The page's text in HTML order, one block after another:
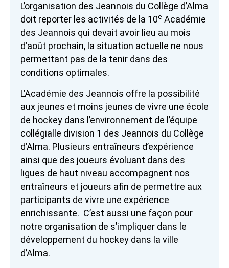
L’organisation des Jeannois du Collège d’Alma
doit reporter les activités de la 10e Académie
des Jeannois qui devait avoir lieu au mois
d’août prochain, la situation actuelle ne nous
permettant pas de la tenir dans des
conditions optimales.
L’Académie des Jeannois offre la possibilité
aux jeunes et moins jeunes de vivre une école
de hockey dans l’environnement de l’équipe
collégialle division 1 des Jeannois du Collège
d’Alma. Plusieurs entraîneurs d’expérience
ainsi que des joueurs évoluant dans des
ligues de haut niveau accompagnent nos
entraîneurs et joueurs afin de permettre aux
participants de vivre une expérience
enrichissante. C’est aussi une façon pour
notre organisation de s’impliquer dans le
développement du hockey dans la ville
d’Alma.